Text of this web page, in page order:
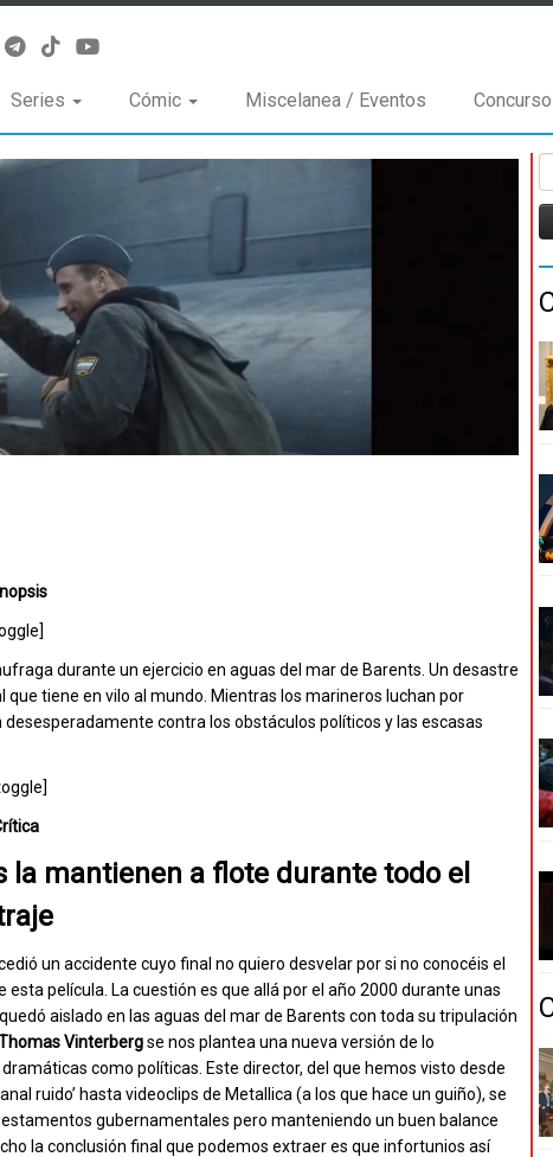
Series Cómic Miscelanea / Eventos
durante un ejercicio en aguas del mar de Barents. Un desastre
tiene en vilo al mundo. Mientras los marineros luchan por
contra los obstáculos políticos y las escasas
mantienen a flote durante todo el
un accidente cuyo final no quiero desvelar por si no conocéis el
esta película. La cuestión es que allá por el año 2000 durante unas
aislado en las aguas del mar de Barents con toda su tripulación
Vinterbergse nos plantea una nueva versión de lo
como políticas. Este director, del que hemos visto desde
ruido’ hasta videoclips de Metallica (a los que hace un guiño), se
gubernamentales pero manteniendo un buen balance
la conclusión final que podemos extraer es que infortunios así